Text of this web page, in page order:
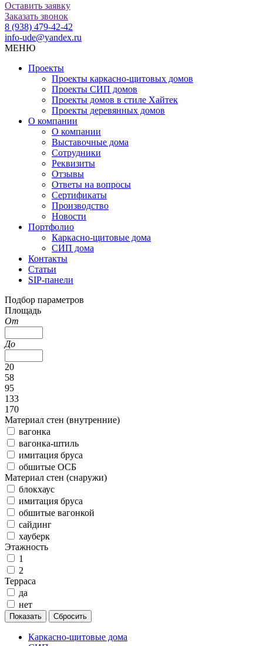
Оставить заявку
Заказать звонок
8 (938) 479-42-42
info-ude@yandex.ru
МЕНЮ
Проекты
Проекты каркасно-щитовых домов
Проекты СИП домов
Проекты домов в стиле Хайтек
Проекты деревянных домов
О компании
О компании
Выставочные дома
Сотрудники
Реквизиты
Отзывы
Ответы на вопросы
Сертификаты
Производство
Новости
Портфолио
Каркасно-щитовые дома
СИП дома
Контакты
Статьи
SIP-панели
Подбор параметров
Площадь
От
До
20
58
95
133
170
Материал стен (внутренние)
вагонка
вагонка-штиль
имитация бруса
обшитые ОСБ
Материал стен (снаружи)
блокхаус
имитация бруса
обшитые вагонкой
сайдинг
хауберк
Этажность
1
2
Терраса
да
нет
Каркасно-щитовые дома